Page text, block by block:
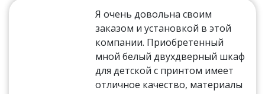
Я очень довольна своим
заказом и установкой в этой
компании. Приобретенный
мной белый двухдверный шкаф
для детской с принтом имеет
отличное качество, материалы